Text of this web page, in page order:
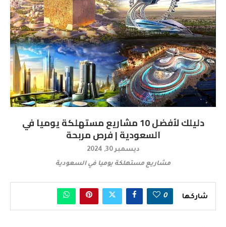
دليلك لأفضل 10 مشاريع مستهلكة يوميا في
السعودية | فرص مربحة
ديسمبر 30, 2024
مشاريع مستهلكة يوميا في السعودية
شاركها 0